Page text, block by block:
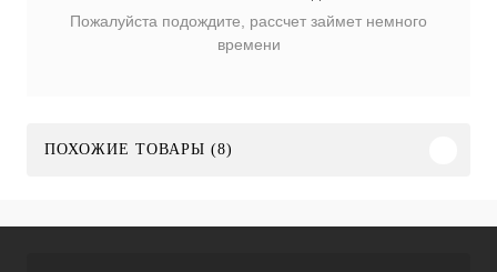
Пожалуйста подождите, рассчет займет немного
времени
ПОХОЖИЕ ТОВАРЫ (8)